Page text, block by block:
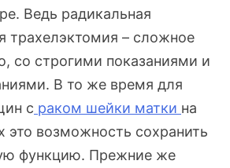
Ведь радикальная
трахелэктомия – сложное
со строгими показаниями и
В то же время для
с раком шейки матки на
это возможность сохранить
функцию. Прежние же